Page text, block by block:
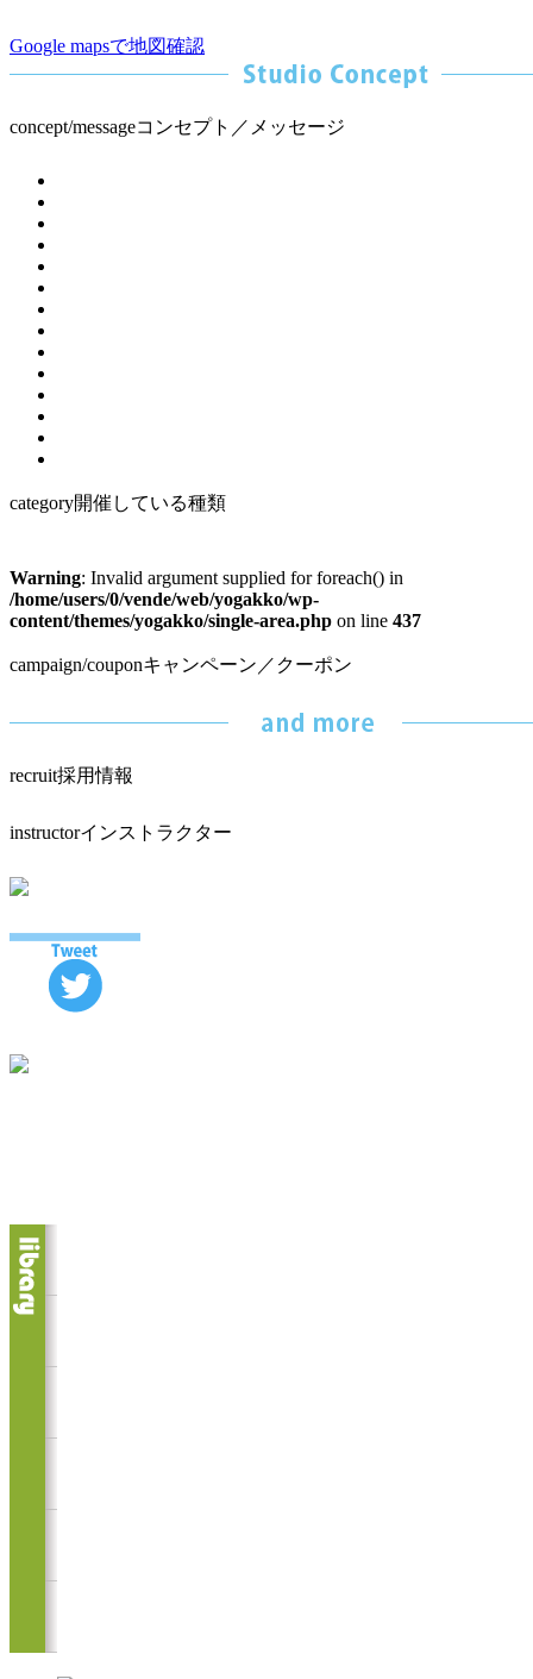
Google mapsで地図確認
concept/messageコンセプト／メッセージ
category開催している種類
Warning: Invalid argument supplied for foreach() in
/home/users/0/vende/web/yogakko/wp-
content/themes/yogakko/single-area.php on line 437
campaign/couponキャンペーン／クーポン
recruit採用情報
instructorインストラクター